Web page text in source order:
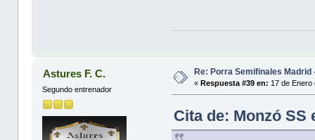
Astures F. C.
Segundo entrenador
Re: Porra Semifinales Madrid
« Respuesta #39 en: 17 de Enero
Cita de: Monzó SS